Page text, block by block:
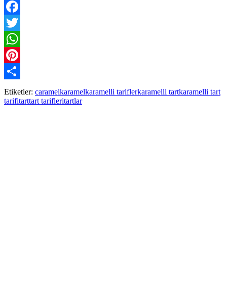
Facebook
Twitter
WhatsApp
Pinterest
Paylaş
Etiketler: caramelkaramelkaramelli tariflerkaramelli tartkaramelli tart
tarifitarttart tarifleritartlar